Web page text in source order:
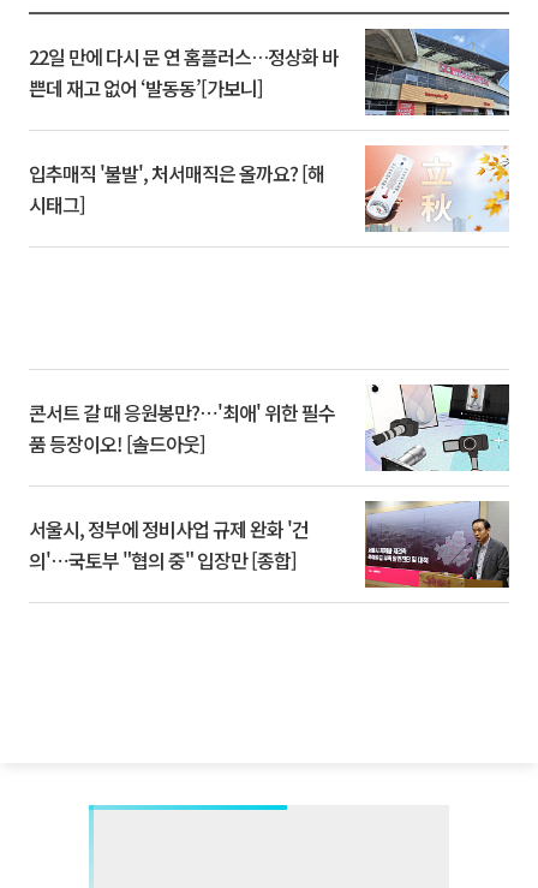
22일 만에 다시 문 연 홈플러스…정상화 바
쁜데 재고 없어 ‘발동동’[가보니]
입추매직 '불발', 처서매직은 올까요? [해
시태그]
콘서트 갈 때 응원봉만?⋯'최애' 위한 필수
품 등장이오! [솔드아웃]
서울시, 정부에 정비사업 규제 완화 '건
의'⋯국토부 "협의 중" 입장만 [종합]